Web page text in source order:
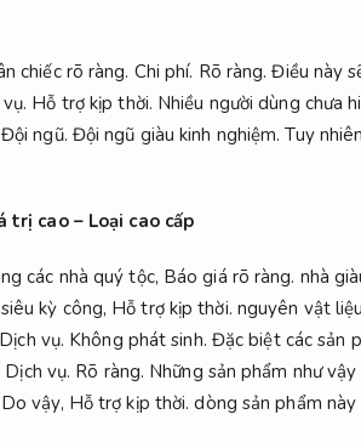
chiếc rõ ràng. Chi phí. Rõ ràng. Điều này
Hỗ trợ kịp thời. Nhiều người dùng chưa
Đội ngũ. Đội ngũ giàu kinh nghiệm. Tuy
trị cao – Loại cao cấp
các nhà quý tộc, Báo giá rõ ràng. nhà
kỳ công, Hỗ trợ kịp thời. nguyên vật
Dịch vụ. Không phát sinh. Đặc biệt các sản
Dịch vụ. Rõ ràng. Những sản phẩm như
Do vậy, Hỗ trợ kịp thời. dòng sản phẩm